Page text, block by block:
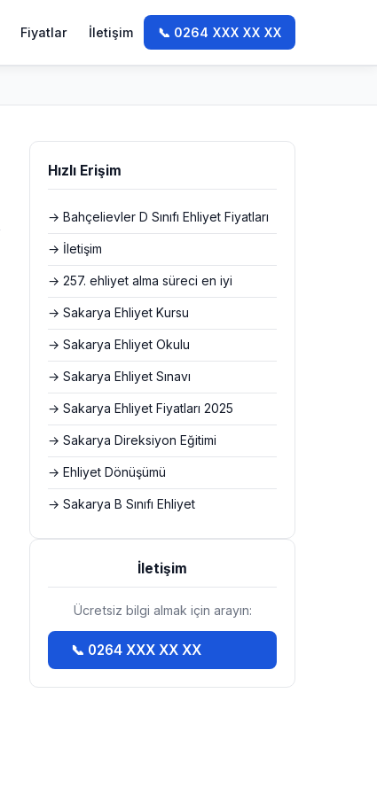
Fiyatlar İletişim 📞 0264 XXX XX XX
Hızlı Erişim
→ Bahçelievler D Sınıfı Ehliyet Fiyatları
→ İletişim
→ 257. ehliyet alma süreci en iyi
→ Sakarya Ehliyet Kursu
→ Sakarya Ehliyet Okulu
→ Sakarya Ehliyet Sınavı
→ Sakarya Ehliyet Fiyatları 2025
→ Sakarya Direksiyon Eğitimi
→ Ehliyet Dönüşümü
→ Sakarya B Sınıfı Ehliyet
İletişim
Ücretsiz bilgi almak için arayın:
📞 0264 XXX XX XX